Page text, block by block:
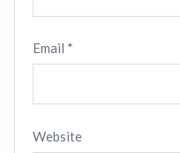
Email *
Website